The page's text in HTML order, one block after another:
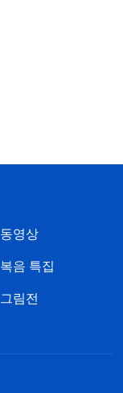
동영상
복음 특집
그림전